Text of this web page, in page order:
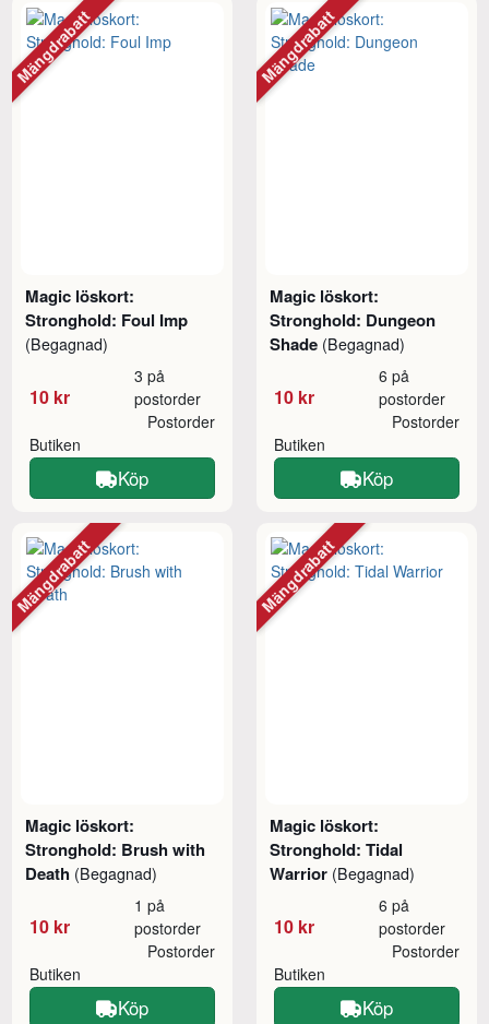
Magic löskort:
Stronghold: Foul Imp
(Begagnad)
10 kr
3 på
postorder
Butiken
Postorder
Köp
Mängdrabatt
Magic löskort:
Stronghold: Dungeon
Shade (Begagnad)
10 kr
6 på
postorder
Butiken
Postorder
Köp
Mängdrabatt
Magic löskort:
Stronghold: Brush with
Death (Begagnad)
10 kr
1 på
postorder
Butiken
Postorder
Köp
Mängdrabatt
Magic löskort:
Stronghold: Tidal
Warrior (Begagnad)
10 kr
6 på
postorder
Butiken
Postorder
Köp
Mängdrabatt